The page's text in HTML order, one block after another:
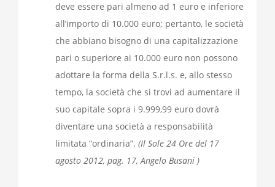
deve essere pari almeno ad 1 euro e inferiore
all’importo di 10.000 euro; pertanto, le società
che abbiano bisogno di una capitalizzazione
pari o superiore ai 10.000 euro non possono
adottare la forma della S.r.l.s. e, allo stesso
tempo, la società che si trovi ad aumentare il
suo capitale sopra i 9.999,99 euro dovrà
diventare una società a responsabilità
limitata “ordinaria”. (Il Sole 24 Ore del 17
agosto 2012, pag. 17, Angelo Busani )